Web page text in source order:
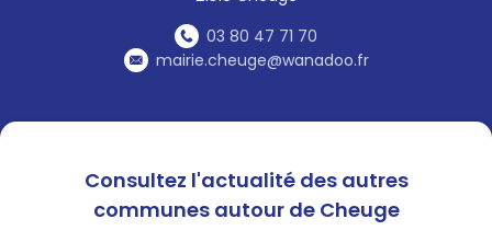
03 80 47 71 70
mairie.cheuge@wanadoo.fr
Consultez l'actualité des autres
communes autour de Cheuge